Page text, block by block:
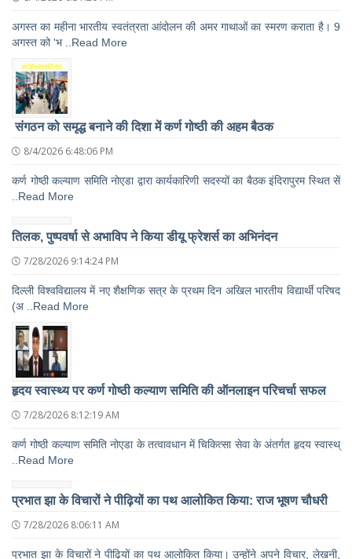
अगस्त का महीना भारतीय स्वतंत्रता आंदोलन की अमर गाथाओं का स्मरण कराता है। 9
अगस्त को 'भ ..Read More
संगठन को समृद्ध बनाने की दिशा में कर्ण गोष्ठी की अहम बैठक
8/4/2026 6:48:06 PM
कर्ण गोष्ठी कल्याण समिति नोएडा द्वारा कार्यकारिणी सदस्यों का बैठक इंदिरापुरम स्थित सें
..Read More
तिलक, पुष्पवर्षा से अभाविप ने किया डीयू फ्रेशर्स का अभिनंदन
7/28/2026 9:14:24 PM
दिल्ली विश्वविद्यालय में नए शैक्षणिक सत्र के प्रथम दिन अखिल भारतीय विद्यार्थी परिषद
(अ ..Read More
हृदय स्वास्थ्य पर कर्ण गोष्ठी कल्याण समिति की ऑनलाइन परिचर्चा सफल
7/28/2026 8:12:19 AM
कर्ण गोष्ठी कल्याण समिति नोएडा के तत्वावधान में चिकित्सा सेवा के अंतर्गत हृदय स्वास्थ्
..Read More
प्रभात झा के विचारों ने पीढ़ियों का पथ आलोकित किया: राज भूषण चौधरी
7/28/2026 8:06:11 AM
प्रभात झा के विचारों ने पीढ़ियों का पथ आलोकित किया। उन्होंने अपने विचार, लेखनी,